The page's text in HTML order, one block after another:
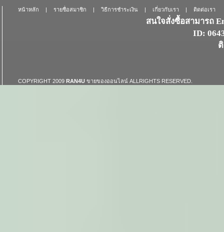
หน้าหลัก | รายชื่อสมาชิก | วิธีการชำระเงิน | เกี่ยวกับเรา | ติดต่อเรา
สนใจสั่งซื้อสามารถ
ID:
COPYRIGHT 2009 RAN4U ขายของออนไลน์ ALLRIGHTS RESERVED.